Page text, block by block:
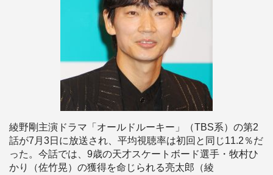
綾野剛主演ドラマ「オールドルーキー」（TBS系）の第2
話が7月3日に放送され、平均視聴率は初回と同じ11.2％だ
った。今話では、9歳の天才スケートボード選手・牧村ひ
かり（佐竹晃）の獲得を命じられる亮太郎（綾